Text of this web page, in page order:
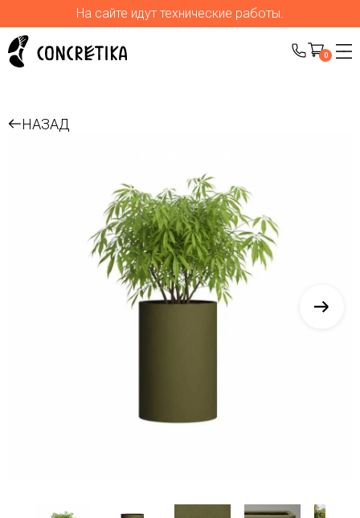
На сайте идут технические работы.
0
НАЗАД